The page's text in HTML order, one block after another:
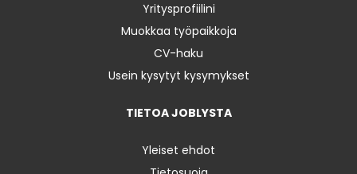
Yritysprofiilini
Muokkaa työpaikkoja
CV-haku
Usein kysytyt kysymykset
TIETOA JOBLYSTA
Yleiset ehdot